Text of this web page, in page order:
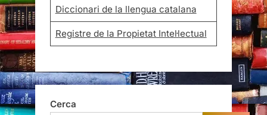
Diccionari de la llengua catalana
Registre de la Propietat Intel·lectual
Cerca